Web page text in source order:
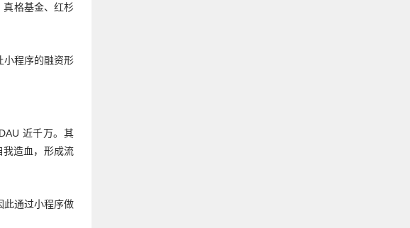
格基金、红杉
小程序的融资形
近千万。其
造血，形成流
此通过小程序做